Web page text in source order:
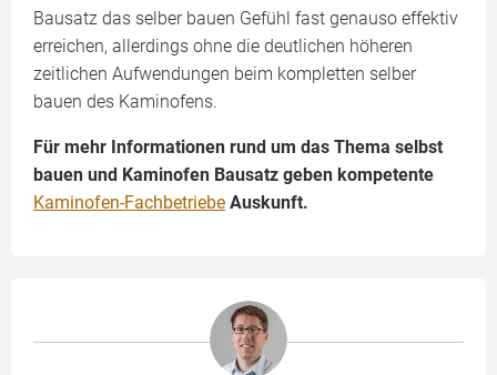
Bausatz das selber bauen Gefühl fast genauso effektiv
erreichen, allerdings ohne die deutlichen höheren
zeitlichen Aufwendungen beim kompletten selber
bauen des Kaminofens.
Für mehr Informationen rund um das Thema selbst
bauen und Kaminofen Bausatz geben kompetente
Kaminofen-Fachbetriebe Auskunft.